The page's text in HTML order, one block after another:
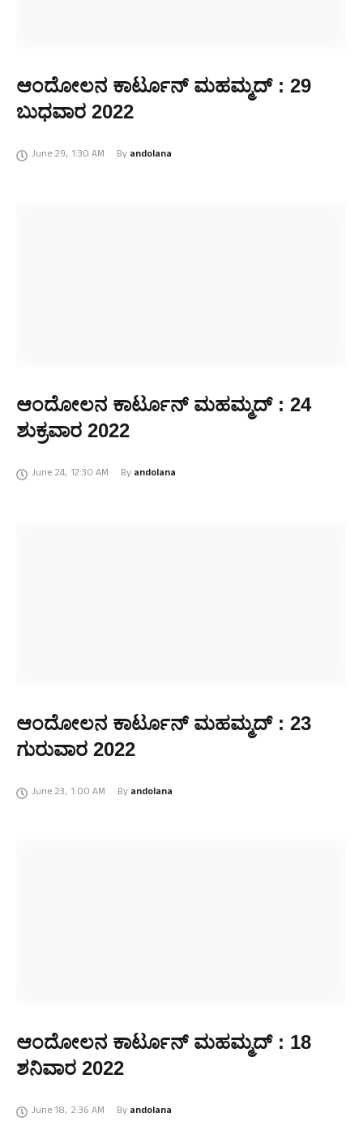
ಆಂದೋಲನ ಕಾರ್ಟೂನ್‌ ಮಹಮ್ಮದ್‌ : 29
ಬುಧವಾರ 2022
June 29, 1:30 AM By andolana
ಆಂದೋಲನ ಕಾರ್ಟೂನ್‌ ಮಹಮ್ಮದ್‌ : 24
ಶುಕ್ರವಾರ 2022
June 24, 12:30 AM By andolana
ಆಂದೋಲನ ಕಾರ್ಟೂನ್‌ ಮಹಮ್ಮದ್‌ : 23
ಗುರುವಾರ 2022
June 23, 1:00 AM By andolana
ಆಂದೋಲನ ಕಾರ್ಟೂನ್ ಮಹಮ್ಮದ್ : 18
ಶನಿವಾರ 2022
June 18, 2:36 AM By andolana